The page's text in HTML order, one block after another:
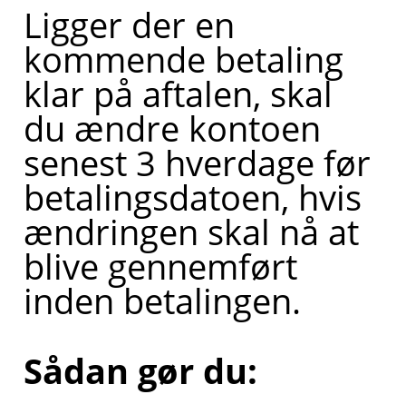
Ligger der en
kommende betaling
klar på aftalen, skal
du ændre kontoen
senest 3 hverdage før
betalingsdatoen, hvis
ændringen skal nå at
blive gennemført
inden betalingen.
Sådan gør du: